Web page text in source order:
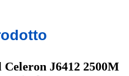
J6412 2500M